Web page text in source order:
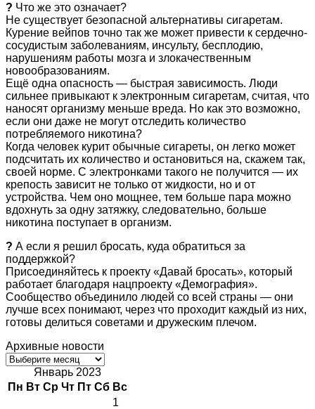
? Что же это означает?
Не существует безопасной альтернативы сигаретам.
Курение вейпов точно так же может привести к сердечно-
сосудистым заболеваниям, инсульту, бесплодию,
нарушениям работы мозга и злокачественным
новообразованиям.
Ещё одна опасность — быстрая зависимость. Люди
сильнее привыкают к электронным сигаретам, считая, что
наносят организму меньше вреда. Но как это возможно,
если они даже не могут отследить количество
потребляемого никотина?
Когда человек курит обычные сигареты, он легко может
подсчитать их количество и остановиться на, скажем так,
своей норме. С электронками такого не получится — их
крепость зависит не только от жидкости, но и от
устройства. Чем оно мощнее, тем больше пара можно
вдохнуть за одну затяжку, следовательно, больше
никотина поступает в организм.
? А если я решил бросать, куда обратиться за
поддержкой?
Присоединяйтесь к проекту «Давай бросать», который
работает благодаря нацпроекту «Демография».
Сообщество объединило людей со всей страны — они
лучше всех понимают, через что проходит каждый из них,
готовы делиться советами и дружеским плечом.
Архивные новости
Архивные
новостиЯнварь 2023
Пн Вт Ср Чт Пт Сб Вс
1